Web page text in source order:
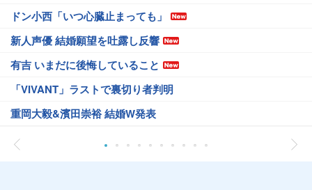
ドン小西「いつ心臓止まっても」
新人声優 結婚願望を吐露し反響
有吉 いまだに後悔していること
「VIVANT」ラストで裏切り者判明
重岡大毅&濱田崇裕 結婚W発表